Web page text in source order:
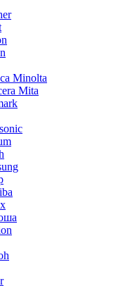
Minolta
Mita